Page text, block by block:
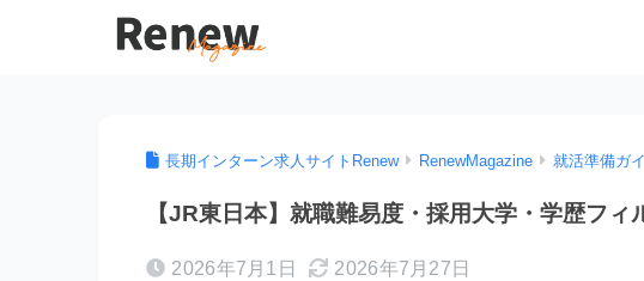
長期インターン求人サイトRenew RenewMagazine 就活準備ガ
【JR東日本】就職難易度・採用大学・学歴フ
2026年7月1日 2026年7月27日